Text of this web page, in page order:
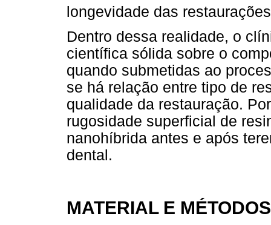
longevidade das restaurações
Dentro dessa realidade, o
científica sólida sobre o
quando submetidas ao
se há relação entre tipo de
qualidade da restauração.
rugosidade superficial de
nanohíbrida antes e após
dental.
MATERIAL E MÉTODOS